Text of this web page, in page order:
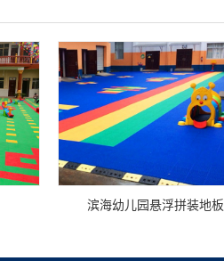
滨海幼儿园悬浮拼装地板